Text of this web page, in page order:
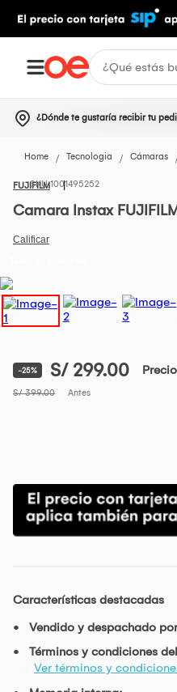
¿Dónde te gustaría recibir tu
Home Tecnologia Cámaras
FUJIFILM1001495252
Camara Instax
-25% S/ 299.00 Precio
S/ 399.00 Antes
Características destacadas
Vendido y despachado
Términos y condiciones
Ver términos y